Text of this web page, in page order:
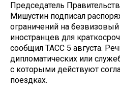
Председатель
Мишустин подписал
ограничений на
иностранцев для
сообщил ТАСС 5 августа.
дипломатических или
с которыми действуют
поездках.